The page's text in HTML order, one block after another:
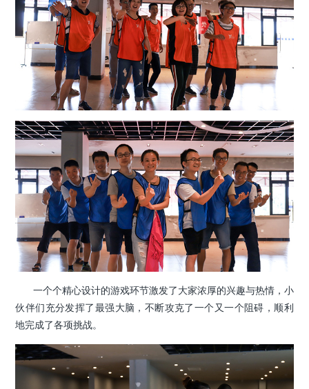
一个个精心设计的游戏环节激发了大家浓厚的兴趣与热情，小
伙伴们充分发挥了最强大脑，不断攻克了一个又一个阻碍，顺利
地完成了各项挑战。